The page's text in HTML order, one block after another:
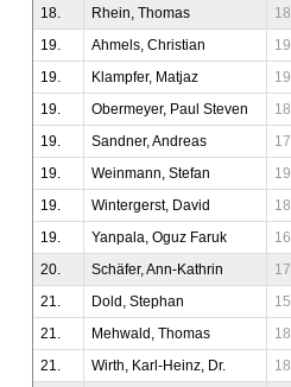
18.
Rhein, Thomas
19.
Ahmels, Christian
19.
Klampfer, Matjaz
19.
Obermeyer, Paul Steven
19.
Sandner, Andreas
19.
Weinmann, Stefan
19.
Wintergerst, David
19.
Yanpala, Oguz Faruk
20.
Schäfer, Ann-Kathrin
21.
Dold, Stephan
21.
Mehwald, Thomas
21.
Wirth, Karl-Heinz, Dr.